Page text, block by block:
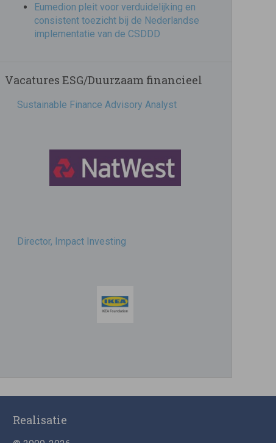
Eumedion pleit voor verduidelijking en
consistent toezicht bij de Nederlandse
implementatie van de CSDDD
Vacatures ESG/Duurzaam financieel
Sustainable Finance Advisory Analyst
Director, Impact Investing
Impact consultant (manager)
Realisatie